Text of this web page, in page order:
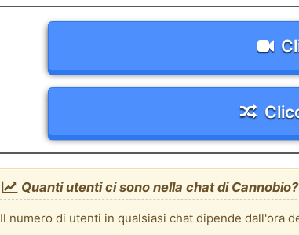
Quanti utenti ci sono nella chat di Cannobio?
Il numero di utenti in qualsiasi chat dipende dall'ora